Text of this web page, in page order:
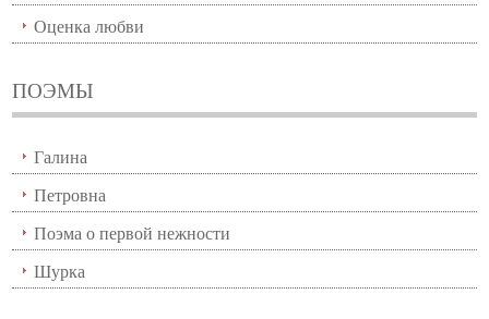
Оценка любви
ПОЭМЫ
Галина
Петровна
Поэма о первой нежности
Шурка